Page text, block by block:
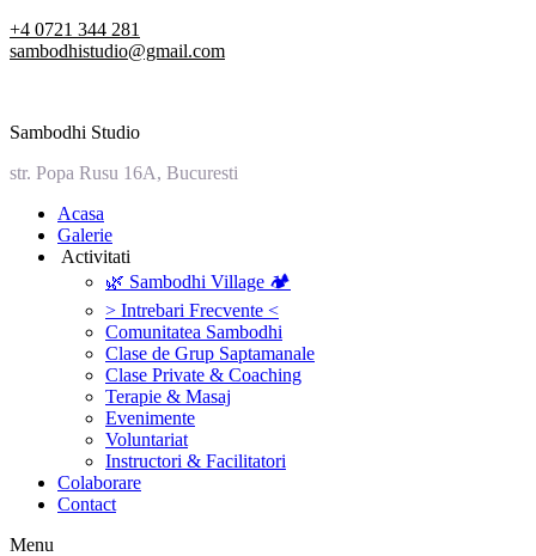
Skip
to
+4 0721 344 281
sambodhistudio@gmail.com
Sambodhi Studio
str. Popa Rusu 16A, Bucuresti
‎Acasa
Galerie
‎ ‎Activitati‎
🌿 Sambodhi Village 🏕️
> Intrebari Frecvente <
Comunitatea Sambodhi
Clase de Grup Saptamanale
Clase Private & Coaching
Terapie & Masaj
‎Evenimente
Voluntariat
‏‏‎Instructori & Facilitatori
Colaborare
Contact
Menu